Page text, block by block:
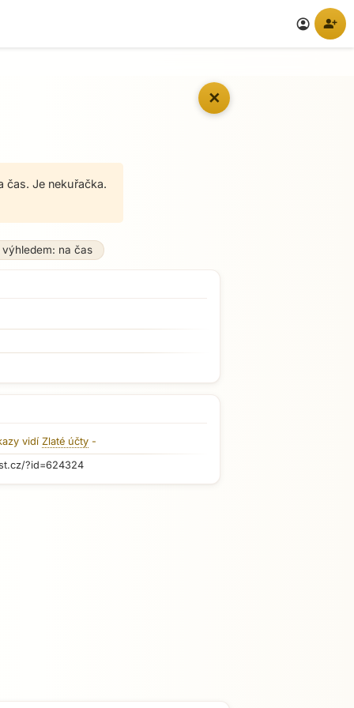
account_circle person_add
✕
čas. Je nekuřačka.
výhledem: na čas
vidí Zlaté účty -
?id=624324